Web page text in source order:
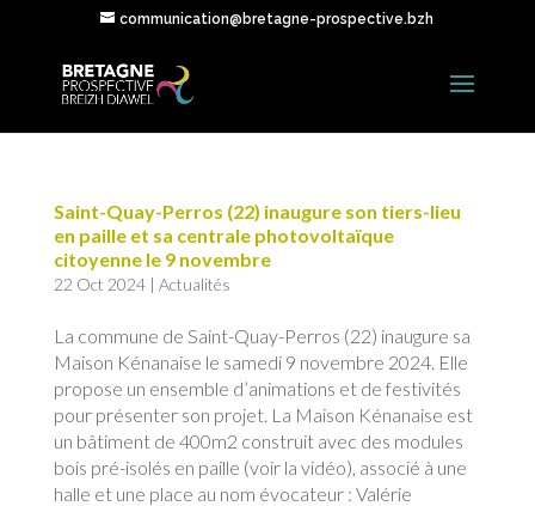
communication@bretagne-prospective.bzh
Saint-Quay-Perros (22) inaugure son tiers-lieu
en paille et sa centrale photovoltaïque
citoyenne le 9 novembre
22 Oct 2024| Actualités
La commune de Saint-Quay-Perros (22) inaugure sa
Maison Kénanaise le samedi 9 novembre 2024. Elle
propose un ensemble d’animations et de festivités
pour présenter son projet. La Maison Kénanaise est
un bâtiment de 400m2 construit avec des modules
bois pré-isolés en paille (voir la vidéo), associé à une
halle et une place au nom évocateur : Valérie